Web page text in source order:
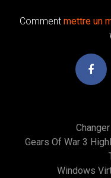
Comment mettre un
Gears Of War 3
Windows